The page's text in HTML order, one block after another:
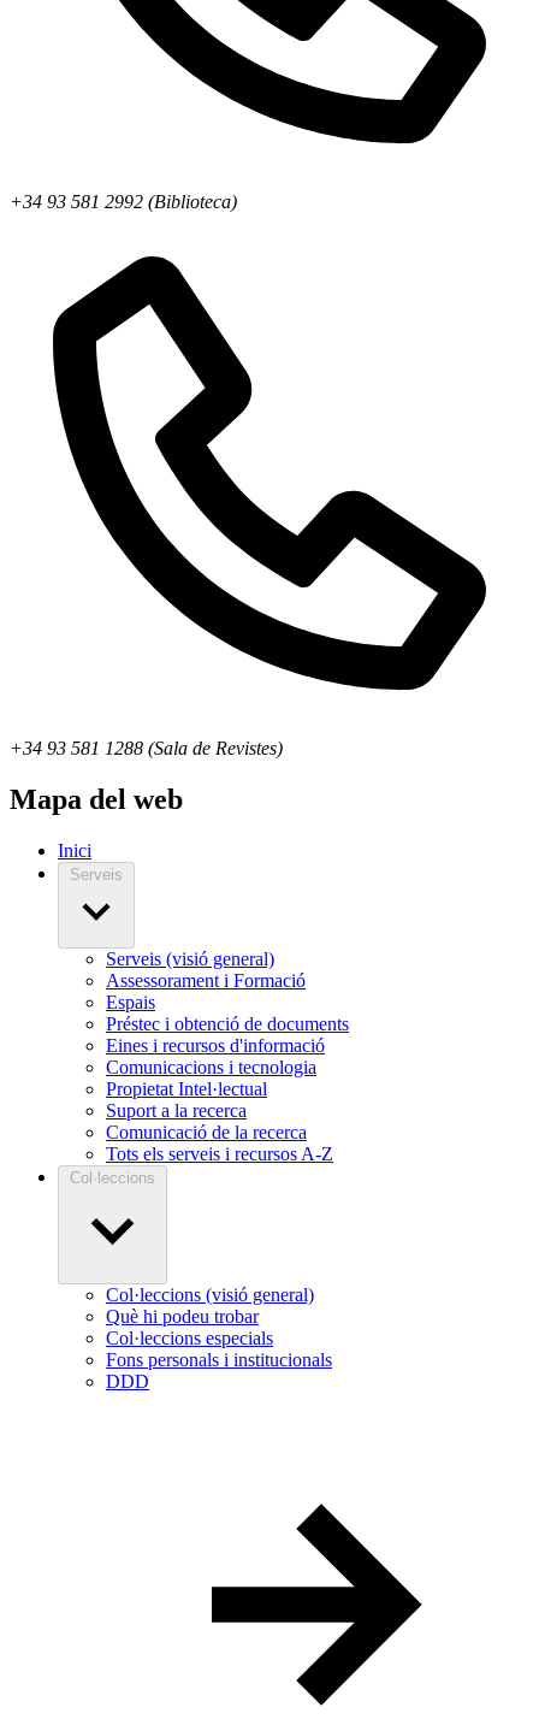
+34 93 581 2992 (Biblioteca)
+34 93 581 1288 (Sala de Revistes)
Mapa del web
Inici
Serveis
Serveis (visió general)
Assessorament i Formació
Espais
Préstec i obtenció de documents
Eines i recursos d'informació
Comunicacions i tecnologia
Propietat Intel·lectual
Suport a la recerca
Comunicació de la recerca
Tots els serveis i recursos A-Z
Col·leccions
Col·leccions (visió general)
Què hi podeu trobar
Col·leccions especials
Fons personals i institucionals
DDD